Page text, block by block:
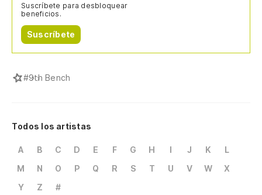
Suscríbete para desbloquear
beneficios.
Suscríbete
#9th Bench
Todos los artistas
A B C D E F G H I J K
L
M
N O P Q R S T U V W
X
Y
Z #